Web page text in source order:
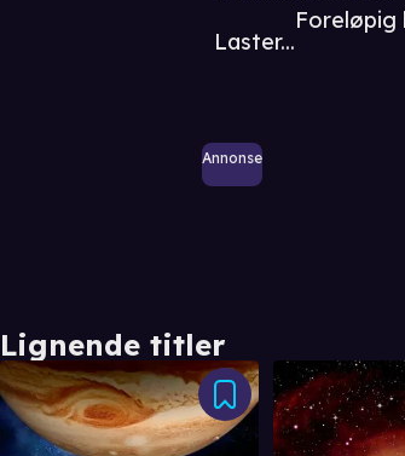
Laster...
Foreløpig
Annonse
Lignende titler